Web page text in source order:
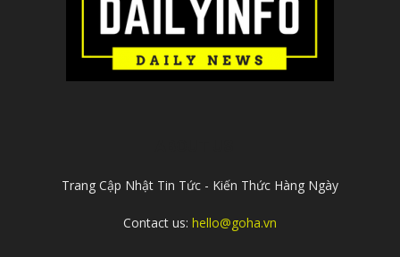
Trang Cập Nhật Tin Tức - Kiến Thức Hàng Ngày
Contact us: hello@goha.vn